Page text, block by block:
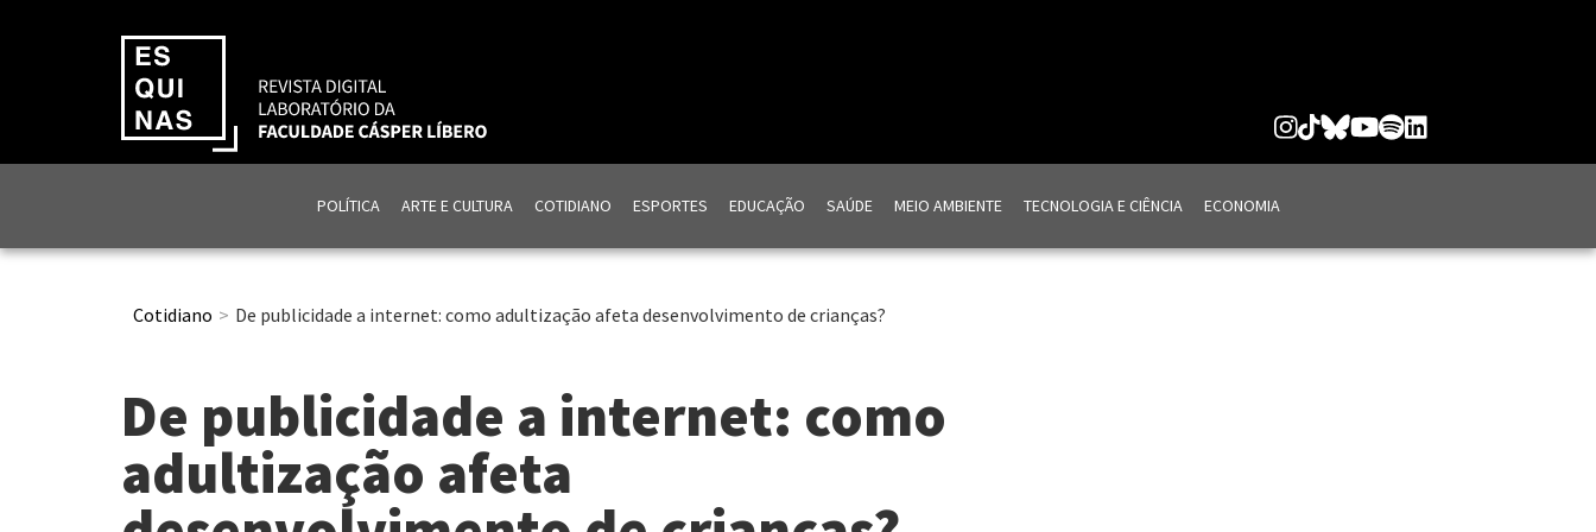
POLÍTICA ARTE E CULTURA COTIDIANO ESPORTES EDUCAÇÃO SAÚDE MEIO AMBIENTE TECNOLOGIA E CIÊNCIA ECONOMIA
Cotidiano De publicidade a internet: como adultização afeta desenvolvimento de crianças?
De publicidade a internet: como
adultização afeta